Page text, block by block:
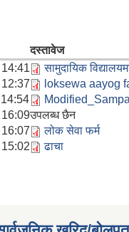
दस्तावेज
सामुदायिक
loksewa aayog
उपलब्ध छैन
लोक सेवा फर्म
ढाचा